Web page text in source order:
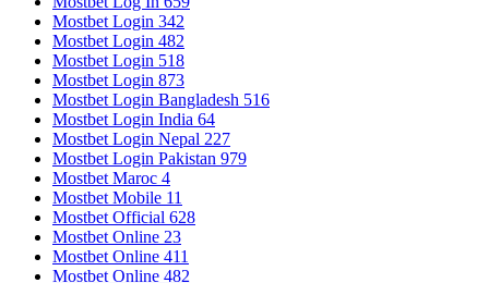
Mostbet Login 342
Mostbet Login 482
Mostbet Login 518
Mostbet Login 873
Mostbet Login Bangladesh 516
Mostbet Login India 64
Mostbet Login Nepal 227
Mostbet Login Pakistan 979
Mostbet Maroc 4
Mostbet Mobile 11
Mostbet Official 628
Mostbet Online 23
Mostbet Online 411
Mostbet Online 482